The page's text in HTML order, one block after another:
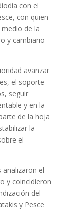
con el
con quien
de la
y cambiario
avanzar
el soporte
seguir
y en la
de la hoja
la
el
el
y coincidieron
del
y Pesce